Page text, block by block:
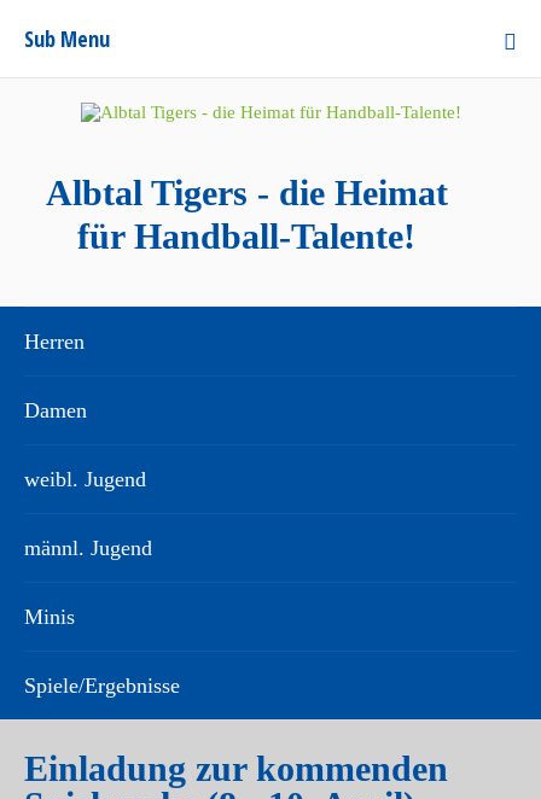
Sub Menu
Albtal Tigers - die Heimat
für Handball-Talente!
Herren
Damen
weibl. Jugend
männl. Jugend
Minis
Spiele/Ergebnisse
Einladung zur kommenden